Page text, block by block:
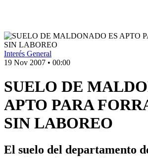
Interés General
19 Nov 2007 • 00:00
SUELO DE
APTO PARA
SIN LABOREO
El suelo del departamento